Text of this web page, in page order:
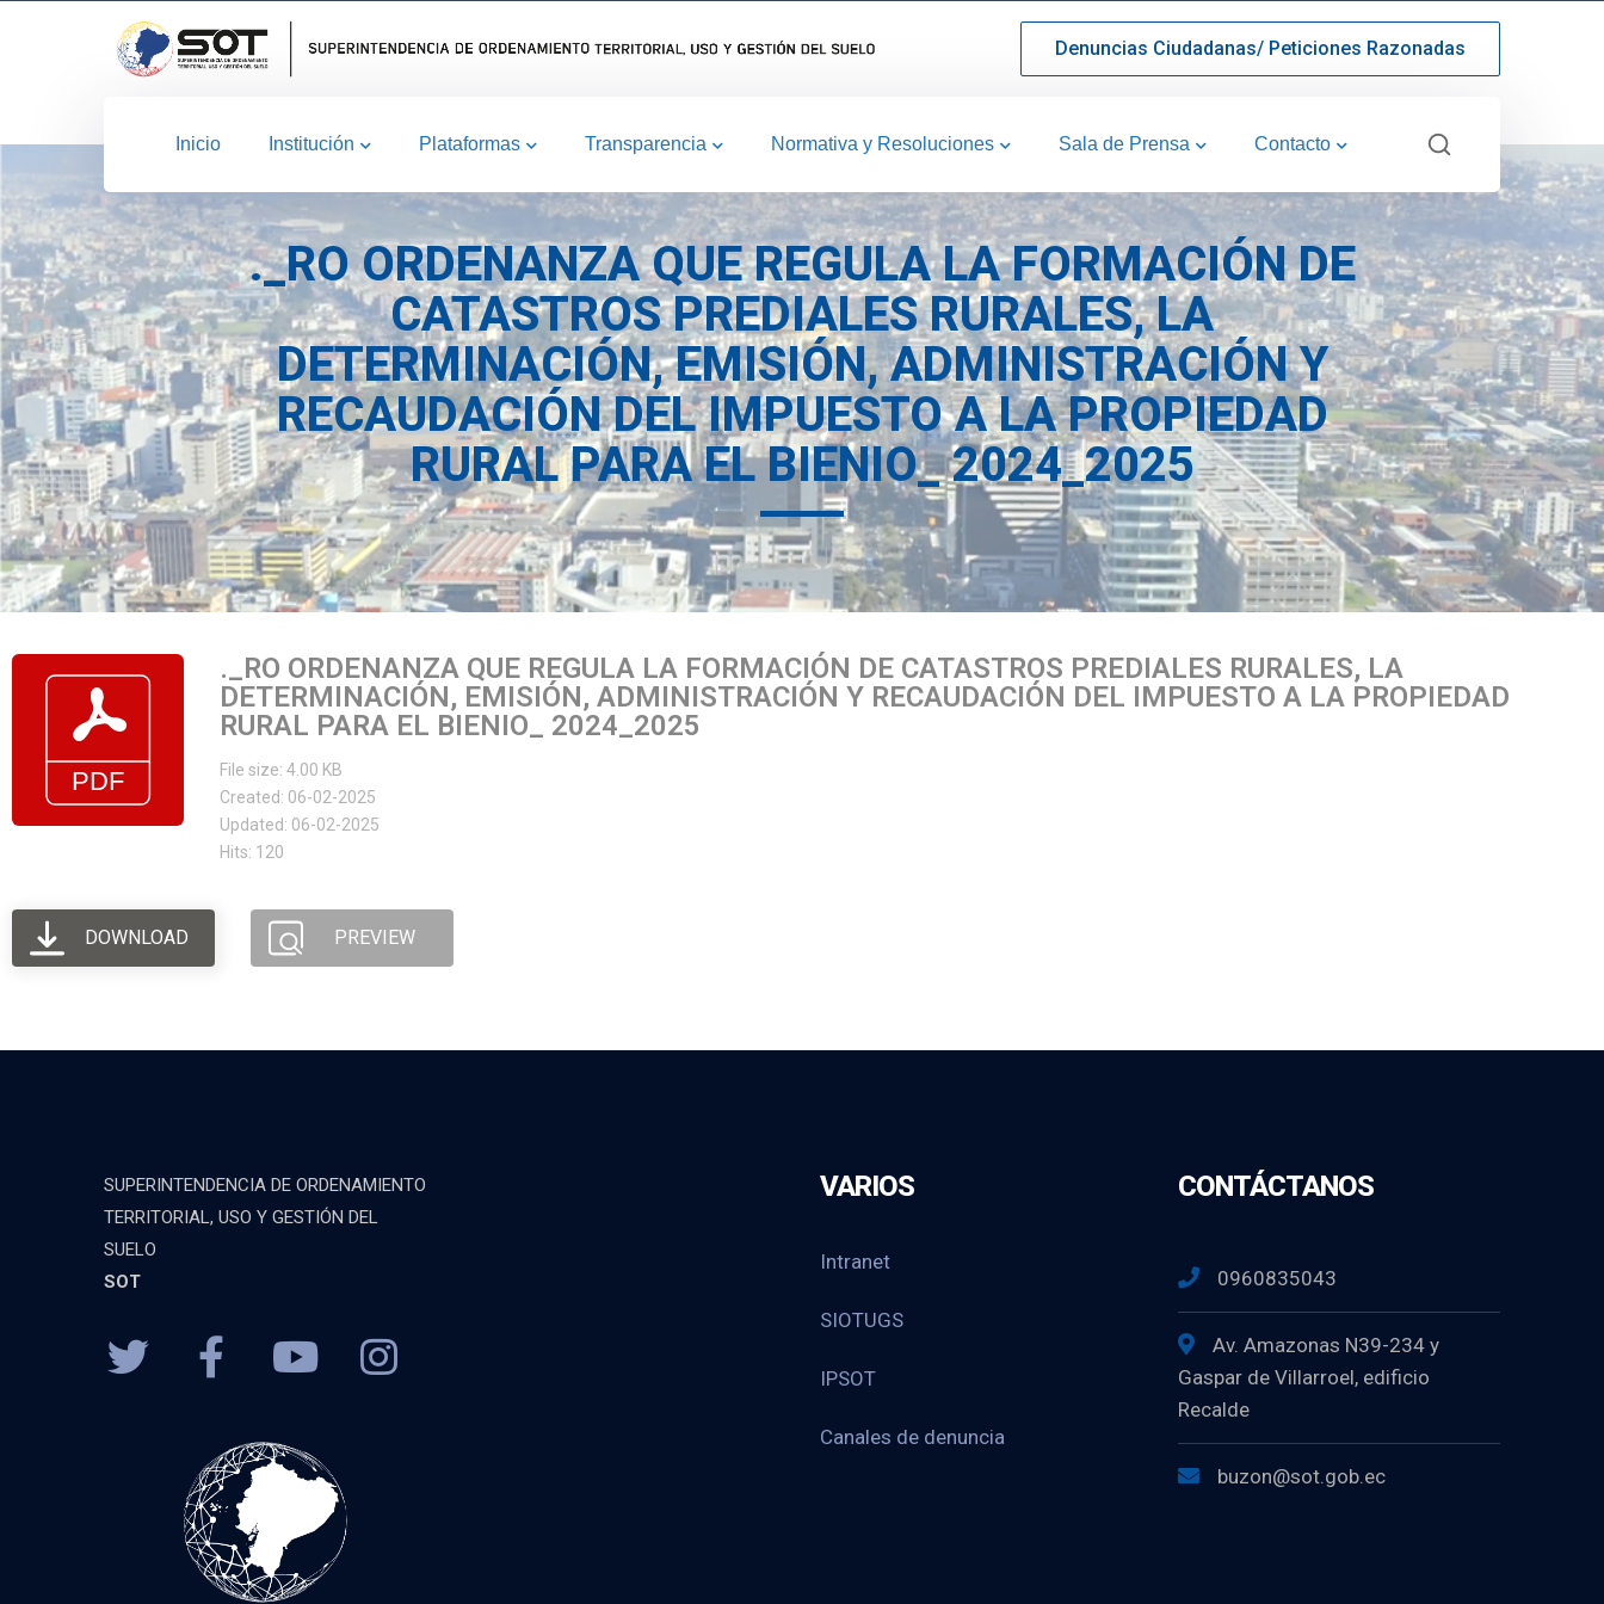
Denuncias Ciudadanas/ Peticiones Razonadas
Inicio Institución Plataformas Transparencia Normativa y Resoluciones Sala de Prensa Contacto
._RO ORDENANZA QUE REGULA LA FORMACIÓN DE
CATASTROS PREDIALES RURALES, LA
DETERMINACIÓN, EMISIÓN, ADMINISTRACIÓN Y
RECAUDACIÓN DEL IMPUESTO A LA PROPIEDAD
RURAL PARA EL BIENIO_ 2024_2025
._RO ORDENANZA QUE REGULA LA FORMACIÓN DE CATASTROS PREDIALES RURALES, LA
DETERMINACIÓN, EMISIÓN, ADMINISTRACIÓN Y RECAUDACIÓN DEL IMPUESTO A LA PROPIEDAD
RURAL PARA EL BIENIO_ 2024_2025
File size: 4.00 KB
Created: 06-02-2025
Updated: 06-02-2025
Hits: 120
DOWNLOAD PREVIEW
SUPERINTENDENCIA DE ORDENAMIENTO
TERRITORIAL, USO Y GESTIÓN DEL
SUELO
SOT
VARIOS
Intranet
SIOTUGS
IPSOT
Canales de denuncia
CONTÁCTANOS
0960835043
Av. Amazonas N39-234 y
Gaspar de Villarroel, edificio
Recalde
buzon@sot.gob.ec